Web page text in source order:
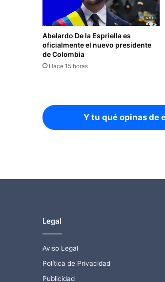
Abelardo De la Espriella es
oficialmente el nuevo presidente
de Colombia
Hace 15 horas
Y tu qué opinas de
Legal
Aviso Legal
Política de Privacidad
Publicidad